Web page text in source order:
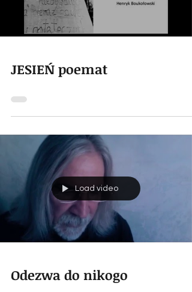
JESIEŃ poemat
Load video
Odezwa do nikogo